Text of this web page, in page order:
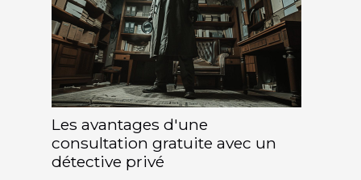
Les avantages d'une
consultation gratuite avec un
détective privé